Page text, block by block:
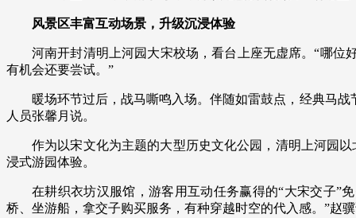
风景区丰富互动场景，升级沉浸体验
河南开封清明上河园大宋校场，看台上座无虚席。“哪位
有机会还要尝试。”
暖场环节过后，战马嘶鸣入场。伴随如雷鼓点，经典马
人员张馨月说。
作为以宋文化为主题的大型历史文化公园，清明上河园
浸式游园体验。
在耕织衣坊汉服馆，游客用互动任务赢得的“大宋交子”
桥、坐游船，拿交子购买服务，有种穿越时空的代入感。”赵